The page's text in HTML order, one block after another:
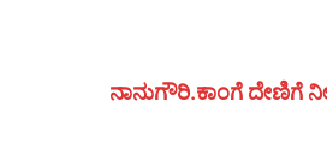
ನಾನುಗೌರಿ.ಕಾಂಗೆ ದೇಣಿಗೆ